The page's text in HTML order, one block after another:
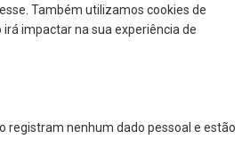
Também utilizamos cookies de
impactar na sua experiência de
registram nenhum dado pessoal e estão